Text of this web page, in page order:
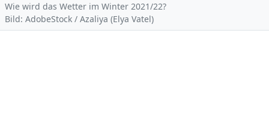
Wie wird das Wetter im Winter 2021/22?
Bild: AdobeStock / Azaliya (Elya Vatel)